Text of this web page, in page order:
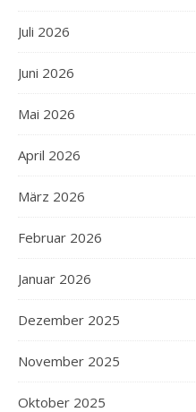
Juli 2026
Juni 2026
Mai 2026
April 2026
März 2026
Februar 2026
Januar 2026
Dezember 2025
November 2025
Oktober 2025